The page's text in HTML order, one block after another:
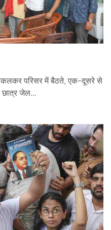
परिसर में बैठते, एक-दूसरे से
जेल...